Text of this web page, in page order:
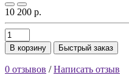
10 200 р.
В корзину Быстрый заказ
0 отзывов /Написать отзыв